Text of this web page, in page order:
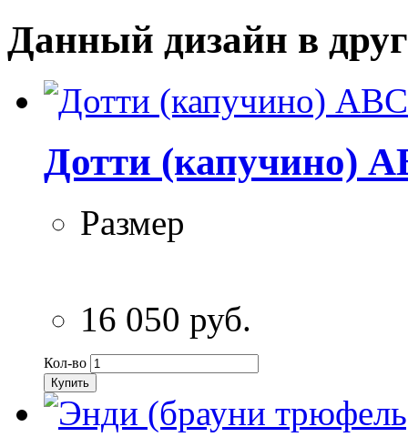
Данный дизайн в
Дотти (капучино)
Размер
16 050 руб.
Кол-во
Купить